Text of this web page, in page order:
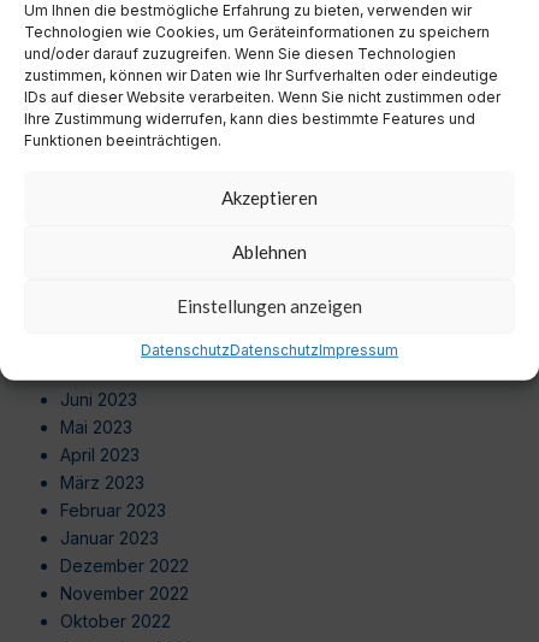
Um Ihnen die bestmögliche Erfahrung zu bieten, verwenden wir
Technologien wie Cookies, um Geräteinformationen zu speichern
und/oder darauf zuzugreifen. Wenn Sie diesen Technologien
zustimmen, können wir Daten wie Ihr Surfverhalten oder eindeutige
IDs auf dieser Website verarbeiten. Wenn Sie nicht zustimmen oder
Ihre Zustimmung widerrufen, kann dies bestimmte Features und
Funktionen beeinträchtigen.
Akzeptieren
Ablehnen
Einstellungen anzeigen
DatenschutzDatenschutzImpressum
August 2024
Juli 2024
Juni 2024
Mai 2024
April 2024
März 2024
September 2023
August 2023
Juni 2023
Mai 2023
April 2023
März 2023
Februar 2023
Januar 2023
Dezember 2022
November 2022
Oktober 2022